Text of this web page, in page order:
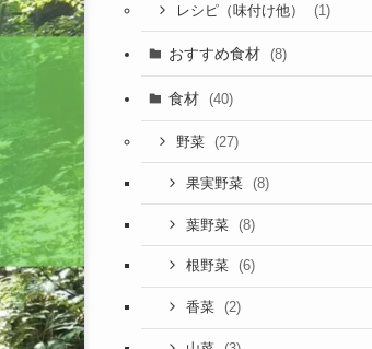
レシピ（味付け他） (1)
おすすめ食材 (8)
食材 (40)
野菜 (27)
果実野菜 (8)
葉野菜 (8)
根野菜 (6)
香菜 (2)